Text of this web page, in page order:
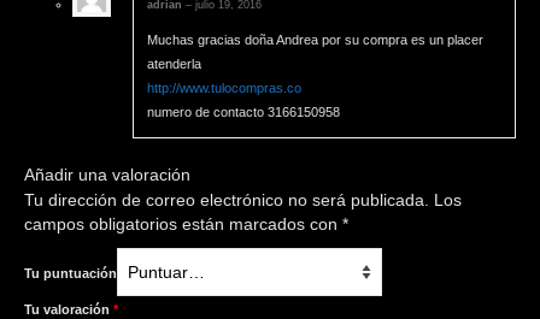
adrian – julio 19, 2016
Muchas gracias doña Andrea por su compra es un placer
atenderla
http://www.tulocompras.co
numero de contacto 3166150958
Añadir una valoración
Tu dirección de correo electrónico no será publicada.
Los
campos obligatorios están marcados con *
Tu puntuación
Tu valoración *